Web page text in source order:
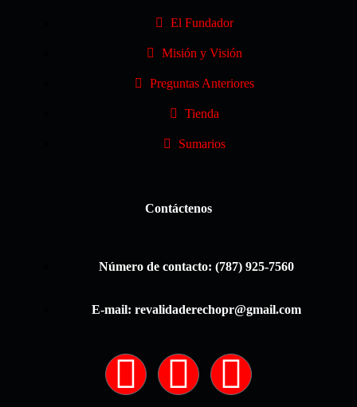
El Fundador
Misión y Visión
Preguntas Anteriores
Tienda
Sumarios
Contáctenos
Número de contacto: (787) 925-7560
E-mail: revalidaderechopr@gmail.com